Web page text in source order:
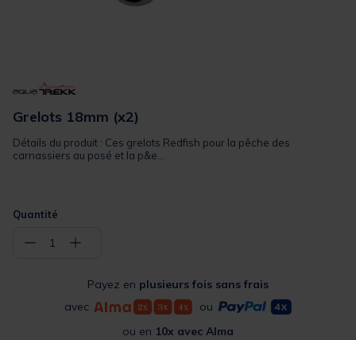
Grelots 18mm (x2)
Détails du produit : Ces grelots Redfish pour la pêche des
carnassiers au posé et la p&e...
Quantité
− 1 +
Payez en plusieurs fois sans frais
avec
ou
ou en 10x avec Alma